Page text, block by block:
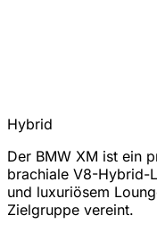
Hybrid
Der BMW XM ist ein
brachiale V8-Hybrid-
und luxuriösem
Zielgruppe vereint.